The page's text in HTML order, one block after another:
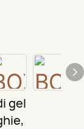
gel